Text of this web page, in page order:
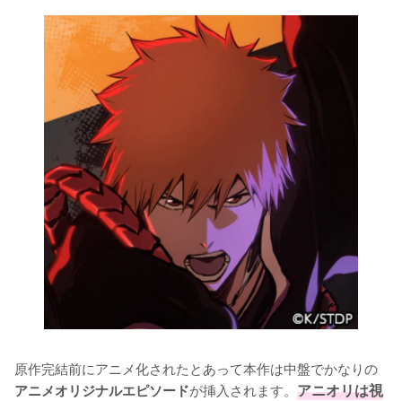
原作完結前にアニメ化されたとあって本作は中盤でかなりの
アニメオリジナルエピソードが挿入されます。 アニオリは視